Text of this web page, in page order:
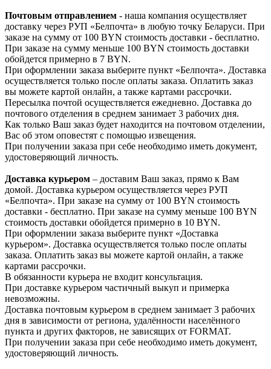
Почтовым отправлением - наша компания осуществляет
доставку через РУП «Белпочта» в любую точку Беларуси. При
заказе на сумму от 100 BYN стоимость доставки - бесплатно.
При заказе на сумму меньше 100 BYN стоимость доставки
обойдется примерно в 7 BYN.
При оформлении заказа выберите пункт «Белпочта». Доставка
осуществляется только после оплаты заказа. Оплатить заказ
вы можете картой онлайн, а также картами рассрочки.
Пересылка почтой осуществляется ежедневно. Доставка до
почтового отделения в среднем занимает 3 рабочих дня.
Как только Ваш заказ будет находится на почтовом отделении,
Вас об этом оповестят с помощью извещения.
При получении заказа при себе необходимо иметь документ,
удостоверяющий личность.
Доставка курьером – доставим Ваш заказ, прямо к Вам
домой. Доставка курьером осуществляется через РУП
«Белпочта». При заказе на сумму от 100 BYN стоимость
доставки - бесплатно. При заказе на сумму меньше 100 BYN
стоимость доставки обойдется примерно в 10 BYN.
При оформлении заказа выберите пункт «Доставка
курьером». Доставка осуществляется только после оплаты
заказа. Оплатить заказ вы можете картой онлайн, а также
картами рассрочки.
В обязанности курьера не входит консультация.
При доставке курьером частичный выкуп и примерка
невозможны.
Доставка почтовым курьером в среднем занимает 3 рабочих
дня в зависимости от региона, удалённости населённого
пункта и других факторов, не зависящих от FORMAT.
При получении заказа при себе необходимо иметь документ,
удостоверяющий личность.